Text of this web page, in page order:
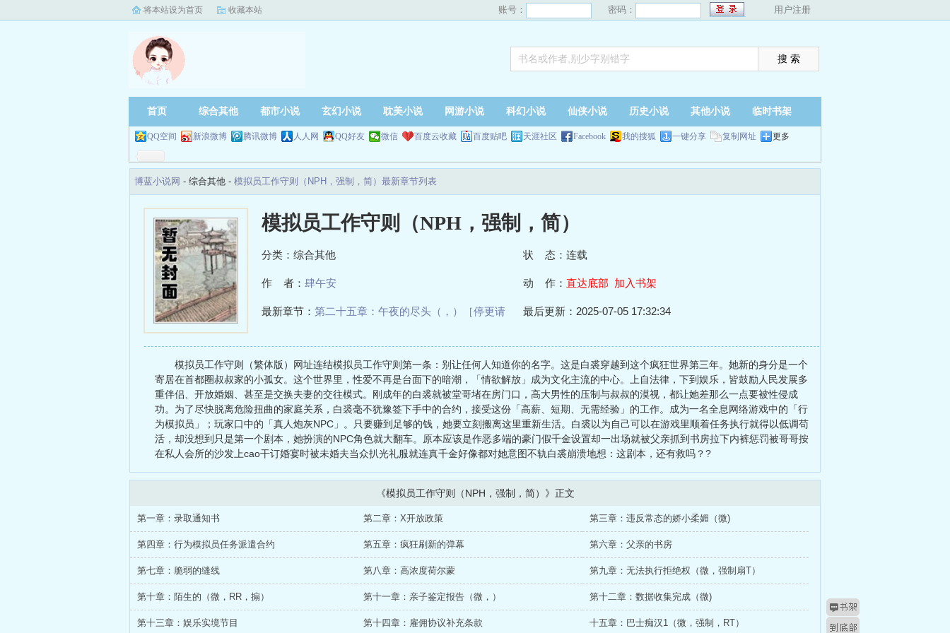
将本站设为首页 收藏本站 账号： 密码： 用户注册
首页 综合其他 都市小说 玄幻小说 耽美小说 网游小说 科幻小说 仙侠小说 历史小说 其他小说 临时书架
QQ空间 新浪微博 腾讯微博 人人网 QQ好友 微信 百度云收藏 百度贴吧 天涯社区 Facebook 我的搜狐 一键分享 复制网址 更多
博蓝小说网 - 综合其他 - 模拟员工作守则（NPH，强制，简）最新章节列表
模拟员工作守则（NPH，强制，简）
分类：综合其他 状 态：连载
作 者： 肆午安 动 作： 直达底部 加入书架
最新章节： 第二十五章：午夜的尽头（，）［停更请
最后更新：2025-07-05 17:32:34
模拟员工作守则（繁体版）网址连结模拟员工作守则第一条：别让任何人知道你的名字。这是白裘穿越到这个疯狂世界第三年。她新的身分是一个
寄居在首都圈叔叔家的小孤女。这个世界里，性爱不再是台面下的暗潮，「情欲解放」成为文化主流的中心。上自法律，下到娱乐，皆鼓励人民发展多
重伴侣、开放婚姻、甚至是交换夫妻的交往模式。刚成年的白裘就被堂哥堵在房门口，高大男性的压制与叔叔的漠视，都让她差那么一点要被性侵成
功。为了尽快脱离危险扭曲的家庭关系，白裘毫不犹豫签下手中的合约，接受这份「高薪、短期、无需经验」的工作。成为一名全息网络游戏中的「行
为模拟员」；玩家口中的「真人炮灰NPC」。只要赚到足够的钱，她要立刻搬离这里重新生活。白裘以为自己可以在游戏里顺着任务执行就得以低调苟
活，却没想到只是第一个剧本，她扮演的NPC角色就大翻车。原本应该是作恶多端的豪门假千金设置却一出场就被父亲抓到书房拉下内裤惩罚被哥哥按
在私人会所的沙发上cao干订婚宴时被未婚夫当众扒光礼服就连真千金好像都对她意图不轨白裘崩溃地想：这剧本，还有救吗？?
《模拟员工作守则（NPH，强制，简）》正文
第一章：录取通知书 第二章：X开放政策 第三章：违反常态的娇小柔媚（微)
第四章：行为模拟员任务派遣合约 第五章：疯狂刷新的弹幕 第六章：父亲的书房
第七章：脆弱的缝线 第八章：高浓度荷尔蒙 第九章：无法执行拒绝权（微，强制扇T）
第十章：陌生的（微，RR，搧） 第十一章：亲子鉴定报告（微，） 第十二章：数据收集完成（微)
第十三章：娱乐实境节目 第十四章：雇佣协议补充条款 十五章：巴士痴汉1（微，强制，RT）